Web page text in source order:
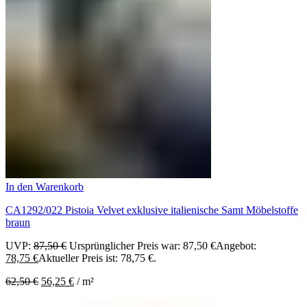
In den Warenkorb
CA1292/022 Pistoia Velvet exklusive italienische Samt Möbelstoffe
braun
UVP: 87,50€ Ursprünglicher Preis war: 87,50 €Angebot:
78,75 €Aktueller Preis ist: 78,75 €.
62,50€ 56,25 € /m²